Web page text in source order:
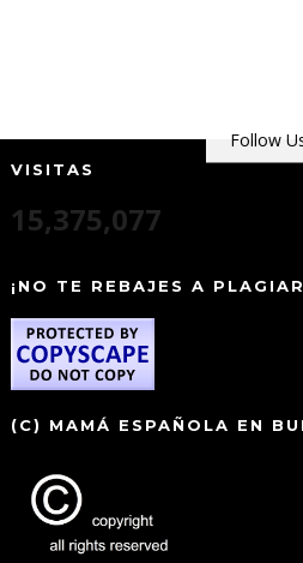
Follow
VISITAS
15,375,077
¡NO TE REBAJES A
(C) MAMÁ ESPAÑOLA EN